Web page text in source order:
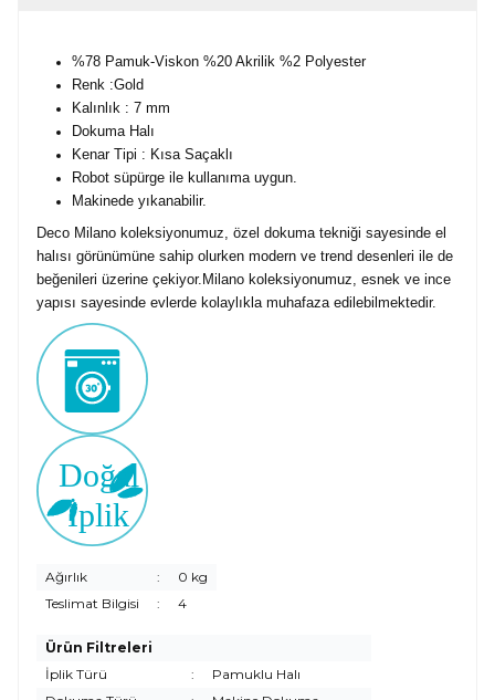
%78 Pamuk-Viskon %20 Akrilik %2 Polyester
Renk :Gold
Kalınlık : 7 mm
Dokuma Halı
Kenar Tipi : Kısa Saçaklı
Robot süpürge ile kullanıma uygun.
Makinede yıkanabilir.
Deco Milano koleksiyonumuz, özel dokuma tekniği sayesinde el
halısı görünümüne sahip olurken modern ve trend desenleri ile de
beğenileri üzerine çekiyor.Milano koleksiyonumuz, esnek ve ince
yapısı sayesinde evlerde kolaylıkla muhafaza edilebilmektedir.
Ağırlık :
0 kg
Teslimat Bilgisi
: 4
Ürün Filtreleri
İplik Türü
:
Pamuklu Halı